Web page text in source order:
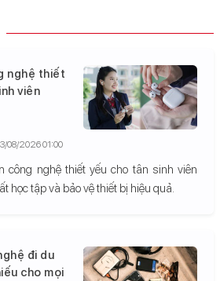
nghệ thiết
viên
công nghệ thiết yếu cho tân sinh viên
học tập và bảo vệ thiết bị hiệu quả.
08/2026 01:00
đi du
cho mọi